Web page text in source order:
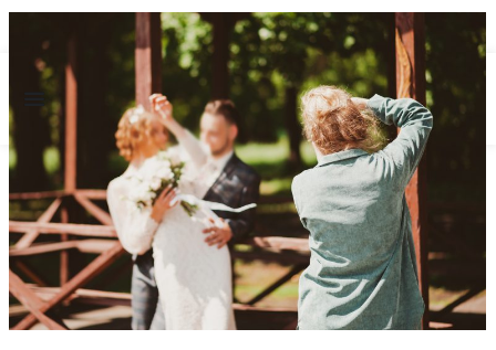
✨ Envío GRATUITO a partir de 150€ ✨
0